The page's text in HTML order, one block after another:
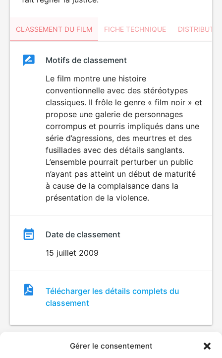
Gérer le consentement
CLASSEMENT DU FILM FICHE TECHNIQUE
ClassementClassement
VIOLENCE
Motifs de classement
Le film montre une histoire
conventionnelle avec des stéréotypes
classiques. Il frôle le genre « film noir » et
propose une galerie de personnages
corrompus et pourris impliqués dans une
série d’agressions, des meurtres et des
fusillades avec des détails sanglants.
L’ensemble pourrait perturber un public
n’ayant pas atteint un début de maturité
à cause de la complaisance dans la
présentation de la violence.
Date de classement
15 juillet 2009
Fichier
de
classement
Télécharger les détails complets du
classement